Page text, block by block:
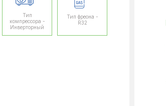
Тип
компрессора -
Инверторный
Тип фреона -
R32